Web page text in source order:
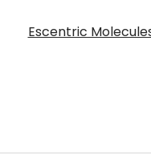
Escentric